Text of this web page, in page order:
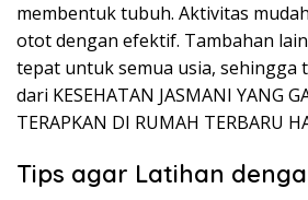
membentuk tubuh. Aktivitas
otot dengan efektif. Tambahan
tepat untuk semua usia, sehingga
dari KESEHATAN JASMANI YANG
TERAPKAN DI RUMAH TERBARU
Tips agar Latihan